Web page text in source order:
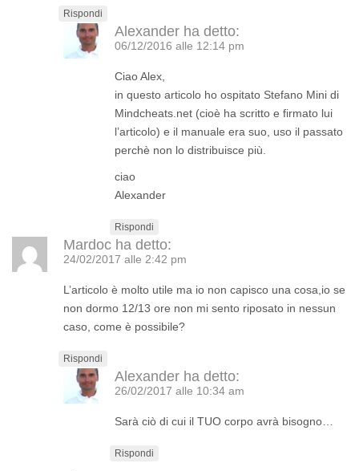
Rispondi
Alexander ha detto:
06/12/2016 alle 12:14 pm
Ciao Alex,
in questo articolo ho ospitato Stefano Mini di
Mindcheats.net (cioè ha scritto e firmato lui
l’articolo) e il manuale era suo, uso il passato
perchè non lo distribuisce più.
ciao
Alexander
Rispondi
Mardoc ha detto:
24/02/2017 alle 2:42 pm
L’articolo è molto utile ma io non capisco una cosa,io se
non dormo 12/13 ore non mi sento riposato in nessun
caso, come è possibile?
Rispondi
Alexander ha detto:
26/02/2017 alle 10:34 am
Sarà ciò di cui il TUO corpo avrà bisogno…
Rispondi